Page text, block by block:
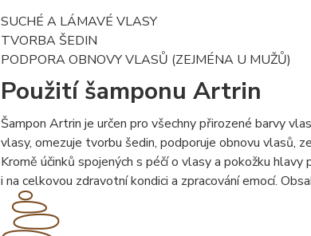
SUCHÉ A LÁMAVÉ VLASY
TVORBA ŠEDIN
PODPORA OBNOVY VLASŮ (ZEJMÉNA U MUŽŮ)
Použití šamponu Artrin
Šampon Artrin je určen pro všechny přirozené barvy
vlasy, omezuje tvorbu šedin, podporuje obnovu vlasů,
Kromě účinků spojených s péčí o vlasy a pokožku
i na celkovou zdravotní kondici a zpracování emocí.